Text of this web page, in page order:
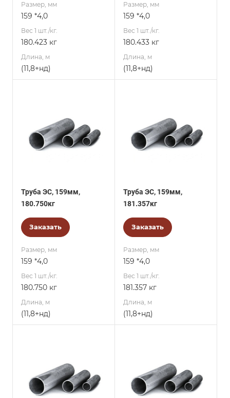
Размер, мм
159 *4,0
Вес 1 шт./кг.
180.423 кг
Длина, м
(11,8+нд)
Размер, мм
159 *4,0
Вес 1 шт./кг.
180.433 кг
Длина, м
(11,8+нд)
Труба ЭС, 159мм,
180.750кг
Заказать
Размер, мм
159 *4,0
Вес 1 шт./кг.
180.750 кг
Длина, м
(11,8+нд)
Труба ЭС, 159мм,
181.357кг
Заказать
Размер, мм
159 *4,0
Вес 1 шт./кг.
181.357 кг
Длина, м
(11,8+нд)